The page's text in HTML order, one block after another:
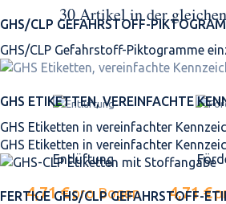
GHS/CLP GEFAHRSTOFF-
GHS/CLP Gefahrstoff-Piktogramme
GHS ETIKETTEN, VEREINFACHTE
GHS Etiketten in vereinfachter
GHS Etiketten in vereinfachter
FERTIGE GHS/CLP GEFAHRSTOFF-
30 Artikel in der
Entlüftung
4,71 €pro Bogen 4,71 €